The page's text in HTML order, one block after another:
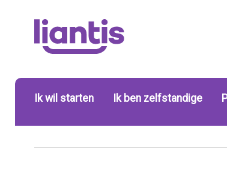
Ik wil starten Ik ben zelfstandige